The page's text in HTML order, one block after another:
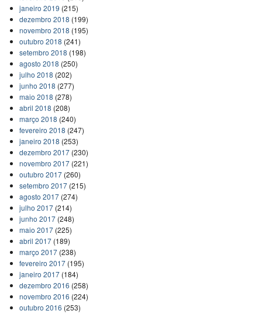
janeiro 2019 (215)
dezembro 2018 (199)
novembro 2018 (195)
outubro 2018 (241)
setembro 2018 (198)
agosto 2018 (250)
julho 2018 (202)
junho 2018 (277)
maio 2018 (278)
abril 2018 (208)
março 2018 (240)
fevereiro 2018 (247)
janeiro 2018 (253)
dezembro 2017(230)
novembro 2017(221)
outubro 2017(260)
setembro 2017(215)
agosto 2017(274)
julho 2017(214)
junho 2017(248)
maio 2017(225)
abril 2017(189)
março 2017(238)
fevereiro 2017(195)
janeiro 2017(184)
dezembro 2016 (258)
novembro 2016 (224)
outubro 2016 (253)